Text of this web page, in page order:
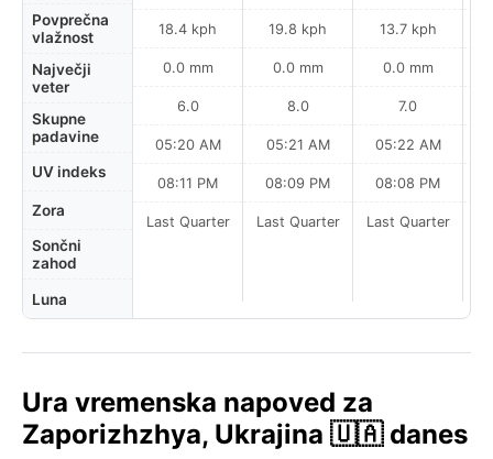
Povprečna
vlažnost
Največji
veter
Skupne
padavine
UV indeks
Zora
Sončni
zahod
Luna
18.4 kph
0.0 mm
6.0
05:20 AM
08:11 PM
Last Quarter
19.8 kph
0.0 mm
8.0
05:21 AM
08:09 PM
Last Quarter
13.7 kph
0.0 mm
7.0
05:22 AM
08:08 PM
Last Quarter
Ura vremenska napoved za
Zaporizhzhya, Ukrajina 🇺🇦 danes